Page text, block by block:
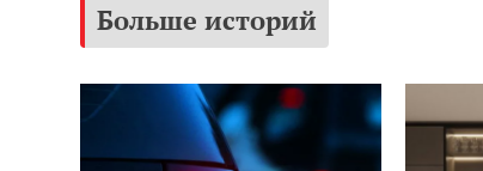
Больше историй